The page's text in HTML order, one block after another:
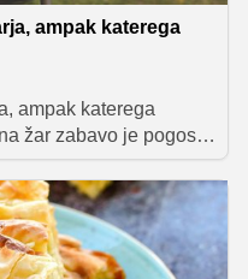
ampak katerega
ampak katerega
žar zabavo je pogosto
raznovrstnega
manjkati različne
namaz s
okusov marveč
obrokom in lažji